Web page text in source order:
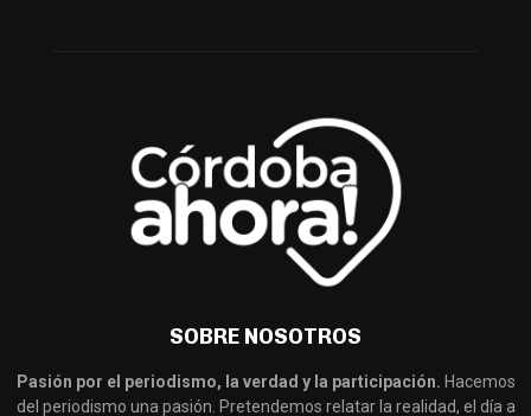
SOBRE NOSOTROS
Pasión por el periodismo, la verdad y la participación. Hacemos
del periodismo una pasión. Pretendemos relatar la realidad, el día a